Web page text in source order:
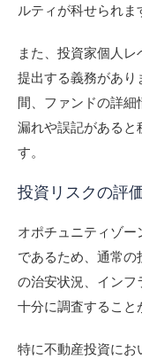
ルティが科せられま
また、投資家個人
提出する義務があり
間、ファンドの詳
漏れや誤記があると
す。
投資リスクの評
オポチュニティゾ
であるため、通常
の治安状況、インフ
十分に調査すること
特に不動産投資にお